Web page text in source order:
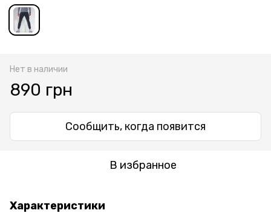
Нет в наличии
890 грн
Сообщить, когда появится
В избранное
Характеристики